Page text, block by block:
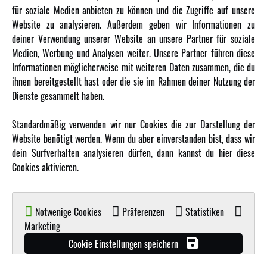
Newsletter
Über uns
Karriere
Amewi Kataloge
AMXRacing - Qualitäts RC-Zubehör
Amewi Construction - Nutzfahrzeuge
Amewi B2B-Shop
für soziale Medien anbieten zu können und die Zugriffe auf unsere
Website zu analysieren. Außerdem geben wir Informationen zu
deiner Verwendung unserer Website an unsere Partner für soziale
Medien, Werbung und Analysen weiter. Unsere Partner führen diese
Informationen möglicherweise mit weiteren Daten zusammen, die du
ihnen bereitgestellt hast oder die sie im Rahmen deiner Nutzung der
Dienste gesammelt haben.
Standardmäßig verwenden wir nur Cookies die zur Darstellung der
Website benötigt werden. Wenn du aber einverstanden bist, dass wir
dein Surfverhalten analysieren dürfen, dann kannst du hier diese
Cookies aktivieren.
Notwenige Cookies Präferenzen
Statistiken
Marketing
Cookie Einstellungen speichern